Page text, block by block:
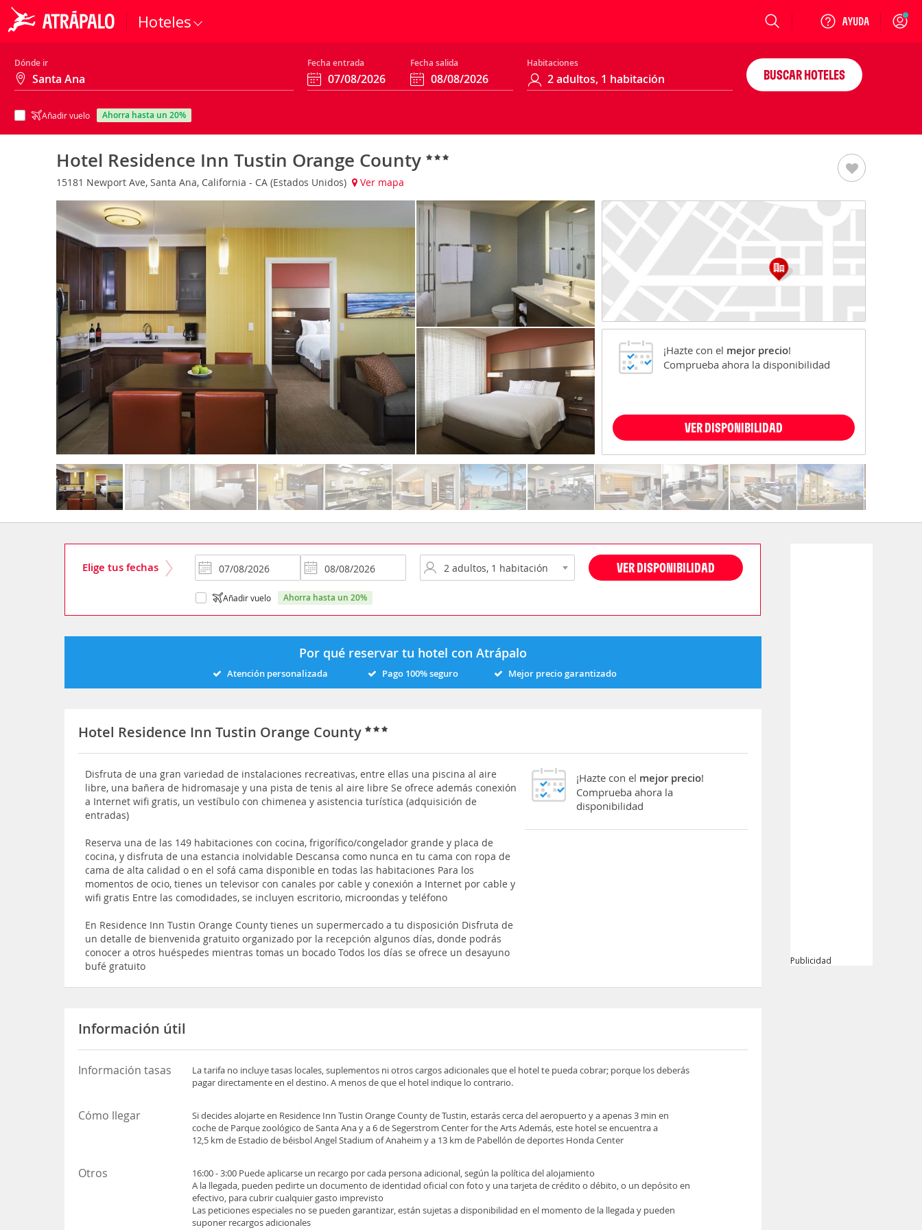
Hoteles Login
Dónde ir Fecha entrada Fecha salida Habitaciones
Añadir vuelo ahorra hasta un 20%
BUSCAR HOTELES
Hotel Residence Inn Tustin Orange County
15181 Newport Ave, Santa Ana, California - CA (Estados Unidos) Ver mapa
¡Hazte con el mejor precio!
Comprueba ahora la disponibilidad
VER DISPONIBILIDAD
Elige tus fechas VER DISPONIBILIDAD
Añadir vuelo ahorra hasta un 20%
Por qué reservar tu hotel con Atrápalo
Atención personalizada Pago 100% seguro Mejor precio garantizado
Hotel Residence Inn Tustin Orange County
Disfruta de una gran variedad de instalaciones recreativas, entre ellas una piscina al aire
libre, una bañera de hidromasaje y una pista de tenis al aire libre Se ofrece además conexión
a Internet wifi gratis, un vestíbulo con chimenea y asistencia turística (adquisición de
entradas)
Reserva una de las 149 habitaciones con cocina, frigorífico/congelador grande y placa de
cocina, y disfruta de una estancia inolvidable Descansa como nunca en tu cama con ropa de
cama de alta calidad o en el sofá cama disponible en todas las habitaciones Para los
momentos de ocio, tienes un televisor con canales por cable y conexión a Internet por cable y
wifi gratis Entre las comodidades, se incluyen escritorio, microondas y teléfono
En Residence Inn Tustin Orange County tienes un supermercado a tu disposición Disfruta de
un detalle de bienvenida gratuito organizado por la recepción algunos días, donde podrás
conocer a otros huéspedes mientras tomas un bocado Todos los días se ofrece un desayuno
bufé gratuito
¡Hazte con el mejor precio!
Comprueba ahora la
disponibilidad
Información útil
Información tasas
La tarifa no incluye tasas locales, suplementos ni otros cargos adicionales que el hotel te pueda cobrar; porque los deberás
pagar directamente en el destino. A menos de que el hotel indique lo contrario.
Cómo llegar
Si decides alojarte en Residence Inn Tustin Orange County de Tustin, estarás cerca del aeropuerto y a apenas 3 min en
coche de Parque zoológico de Santa Ana y a 6 de Segerstrom Center for the Arts Además, este hotel se encuentra a
12,5 km de Estadio de béisbol Angel Stadium of Anaheim y a 13 km de Pabellón de deportes Honda Center
Otros
16:00 - 3:00 Puede aplicarse un recargo por cada persona adicional, según la política del alojamiento
A la llegada, pueden pedirte un documento de identidad oficial con foto y una tarjeta de crédito o débito, o un depósito en
efectivo, para cubrir cualquier gasto imprevisto
Las peticiones especiales no se pueden garantizar, están sujetas a disponibilidad en el momento de la llegada y pueden
suponer recargos adicionales
Publicidad